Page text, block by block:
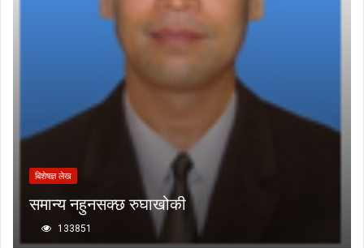
बिशेषज्ञ लेख
समान्य नहुनसक्छ रुघाखोकी
133851